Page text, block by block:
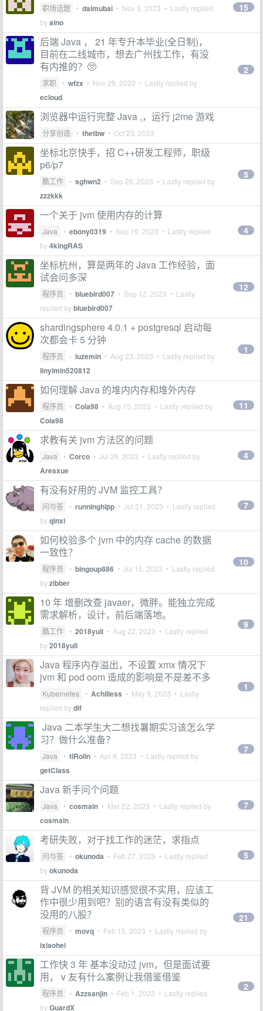
职场话题 • daimubai • Nov 9, 2023 • Lastly replied
byaino
15
后端 Java ， 21 年专升本毕业(全日制)，
目前在二线城市，想去广州找工作，有没
有内推的？🥺
求职 • wfzx • Nov 29, 2023 • Lastly replied by
ecloud
2
浏览器中运行完整 Java ,，运行 j2me 游戏
分享创造 • thetbw • Oct 23, 2023
坐标北京快手，招 C++研发工程师，职级
p6/p7
酷工作 • sghwn2 • Sep 26, 2023 • Lastly replied by
zzzkkk
5
一个关于 jvm 使用内存的计算
Java • ebony0319 • Sep 19, 2023 • Lastly replied
by4kingRAS
4
坐标杭州，算是两年的 Java 工作经验，面
试会问多深
程序员 • bluebird007 • Sep 12, 2023 • Lastly
replied bybluebird007
12
shardingsphere 4.0.1 + postgresql 启动每
次都会卡 5 分钟
程序员 • luzemin • Aug 23, 2023 • Lastly replied by
linyimin520812
1
如何理解 Java 的堆内内存和堆外内存
程序员 • Cola98 • Aug 15, 2023 • Lastly replied by
Cola98
11
求教有关 jvm 方法区的问题
Java • Corco • Jul 26, 2023 • Lastly replied by
Aresxue
4
有没有好用的 JVM 监控工具？
问与答 • runninghipp • Jul 21, 2023 • Lastly replied
byqinxi
7
如何校验多个 jvm 中的内存 cache 的数据
一致性？
程序员 • bingoup886 • Jul 15, 2023 • Lastly replied
byzibber
10
10 年 增删改查 javaer，微胖。能独立完成
需求解析，设计，前后端落地。
酷工作 • 2018yuli • Aug 22, 2023 • Lastly replied
by2018yuli
9
Java 程序内存溢出，不设置 xmx 情况下
jvm 和 pod oom 造成的影响是不是差不多
Kubernetes • Achilless • May 9, 2023 • Lastly
replied bydif
1
​ Java 二本学生大二想找暑期实习该怎么学
习？做什么准备？
Java • tiRolin • Apr 9, 2023 • Lastly replied by
getClass
7
Java 新手问个问题
Java • cosmain • Mar 22, 2023 • Lastly replied by
cosmain
7
考研失败，对于找工作的迷茫，求指点
问与答 • okunoda • Feb 27, 2023 • Lastly replied
byokunoda
5
背 JVM 的相关知识感觉很不实用，应该工
作中很少用到吧？别的语言有没有类似的
没用的八股？
程序员 • movq • Feb 15, 2023 • Lastly replied by
ixiaohei
21
工作快 3 年 基本没动过 jvm，但是面试要
用， v 友有什么案例让我借鉴借鉴
程序员 • Azzsanjin • Feb 1, 2023 • Lastly replied
byGuardX
2